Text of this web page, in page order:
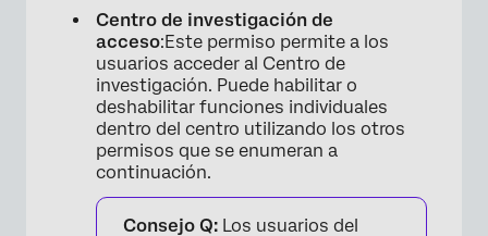
Centro de investigación de
acceso:Este permiso permite a los
usuarios acceder al Centro de
investigación. Puede habilitar o
deshabilitar funciones individuales
dentro del centro utilizando los otros
permisos que se enumeran a
continuación.
Consejo Q: Los usuarios del